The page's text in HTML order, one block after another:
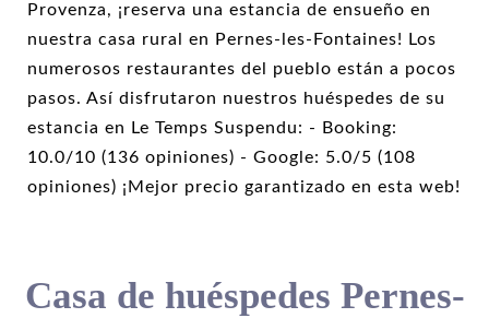
Provenza, ¡reserva una estancia de ensueño en
nuestra casa rural en Pernes-les-Fontaines! Los
numerosos restaurantes del pueblo están a pocos
pasos. Así disfrutaron nuestros huéspedes de su
estancia en Le Temps Suspendu: - Booking:
10.0/10 (136 opiniones) - Google: 5.0/5 (108
opiniones) ¡Mejor precio garantizado en esta web!
Casa de huéspedes Pernes-